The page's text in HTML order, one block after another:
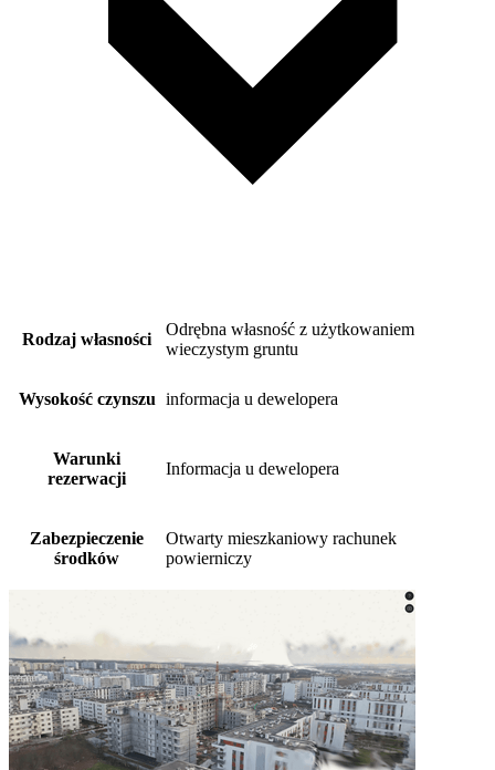
Rodzaj własności
Odrębna własność z użytkowaniem
wieczystym gruntu
Wysokość czynszu informacja u dewelopera
Warunki
rezerwacji
Informacja u dewelopera
Zabezpieczenie
środków
Otwarty mieszkaniowy rachunek
powierniczy